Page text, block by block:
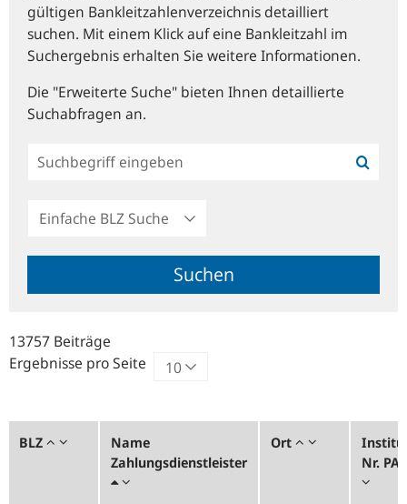
gültigen Bankleitzahlenverzeichnis detailliert
suchen. Mit einem Klick auf eine Bankleitzahl im
Suchergebnis erhalten Sie weitere Informationen.
Die "Erweiterte Suche" bieten Ihnen detaillierte
Suchabfragen an.
Einfache
Suche
Suchen
13757 Beiträge
Ergebnisse pro Seite
BLZ
Name
Zahlungsdienstleister
Ort
Nr.